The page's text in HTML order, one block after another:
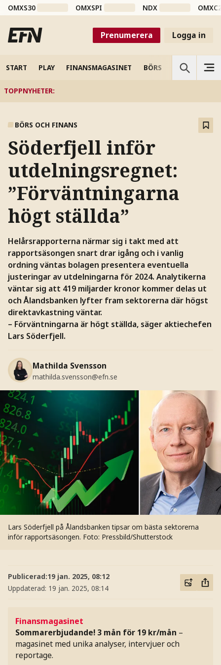
OMXS30 OMXSPI NDX
Prenumerera Logga in
START PLAY FINANSMAGASINET BÖRS VETENSKAP
TOPPNYHETER:
BÖRS OCH FINANS
Söderfjell inför
utdelningsregnet:
”Förväntningarna
högt ställda”
Helårsrapporterna närmar sig i takt med att
rapportsäsongen snart drar igång och i vanlig
ordning väntas bolagen presentera eventuella
justeringar av utdelningarna för 2024. Analytikerna
väntar sig att 419 miljarder kronor kommer delas ut
och Ålandsbanken lyfter fram sektorerna där högst
direktavkastning väntar.
– Förväntningarna är högt ställda, säger aktiechefen
Lars Söderfjell.
Mathilda Svensson
mathilda.svensson@efn.se
Lars Söderfjell på Ålandsbanken tipsar om bästa sektorerna
inför rapportsäsongen. Foto: Pressbild/Shutterstock
Publicerad:19 jan. 2025, 08:12
Uppdaterad: 19 jan. 2025, 08:14
Finansmagasinet
Sommarerbjudande! 3 mån för 19 kr/mån –
magasinet med unika analyser, intervjuer och
reportage.